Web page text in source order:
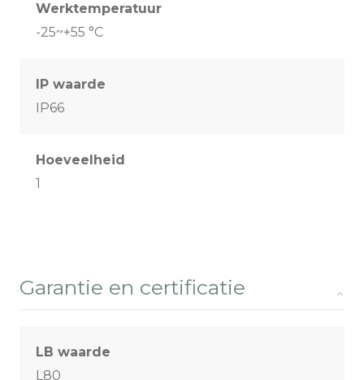
Werktemperatuur
-25~+55 °C
IP waarde
IP66
Hoeveelheid
1
Garantie en certificatie
LB waarde
L80